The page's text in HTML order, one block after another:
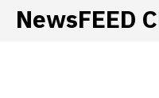
NewsFEED